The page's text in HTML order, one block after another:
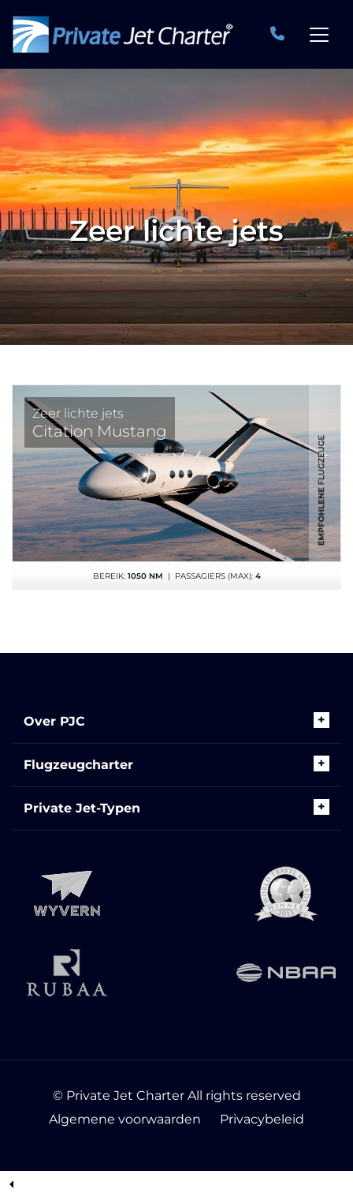
Zeer lichte jets
Zeer lichte jets
Citation Mustang
BEREIK: 1050 NM | PASSAGIERS (MAX): 4
Over PJC
Flugzeugcharter
Private Jet-Typen
© Private Jet Charter All rights reserved
Algemene voorwaarden
Privacybeleid